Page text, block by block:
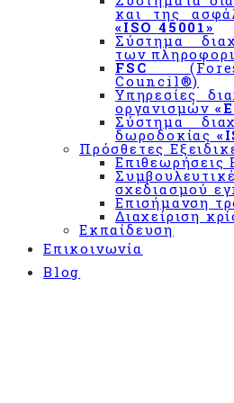
με
«ΕΚ
852/
&
και της
«ISO 45001»
Σύστημα
των
FSC
Council®)
Υπηρεσίες
οργανισμών
Σύστημα
δωροδοκίας
Πρόσθετες
Επιθεωρήσεις
σχεδιασμού
Επισήμανση
Διαχείριση
Εκπαίδευση
Επικοινωνία
Blog